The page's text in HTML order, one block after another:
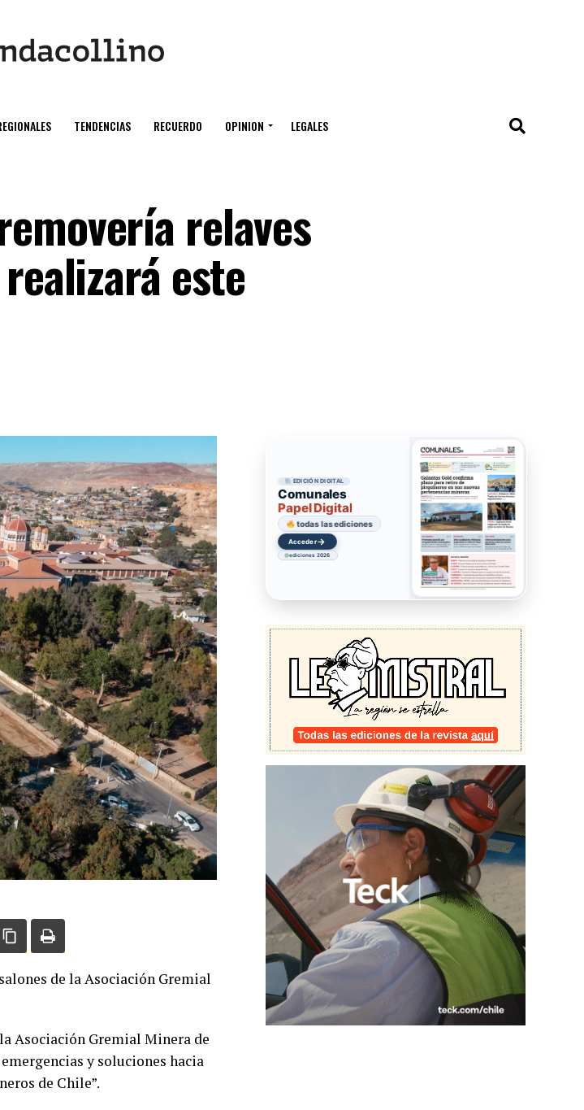
TENDENCIAS RECUERDO OPINION LEGALES
relaves
este
de la Asociación Gremial
Asociación Gremial Minera de
y soluciones hacia
de Chile”.
EDICIÓN DIGITAL
Comunales
Papel Digital
todas las ediciones
Acceder→
ediciones 2026